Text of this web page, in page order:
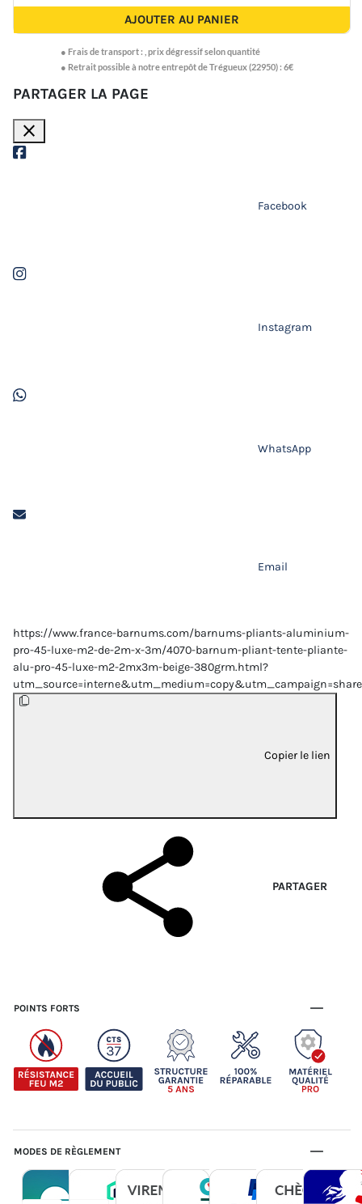
AJOUTER AU PANIER
● Frais de transport : prix dégressif selon quantité
● Retrait possible à notre entrepôt de Trégueux (22950) : 6€
PARTAGER LA PAGE
close
Facebook
Instagram
WhatsApp
Email
https://www.france-barnums.com/barnums-pliants-aluminium-
pro-45-luxe-m2-de-2m-x-3m/4070-barnum-pliant-tente-pliante-
alu-pro-45-luxe-m2-2mx3m-beige-380grm.html?
Copier le lien
PARTAGER
POINTS FORTS
MODES DE RÈGLEMENT